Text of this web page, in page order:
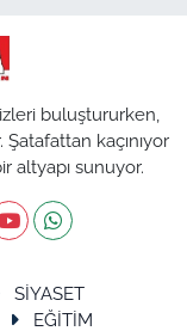
buluştururken,
kaçınıyor
altyapı sunuyor.
SİYASET
EĞİTİM